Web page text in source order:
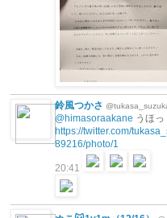
鈴風つかさ
@himasoraakane うほっ
https://twitter.com/
89216/photo/1
20:41